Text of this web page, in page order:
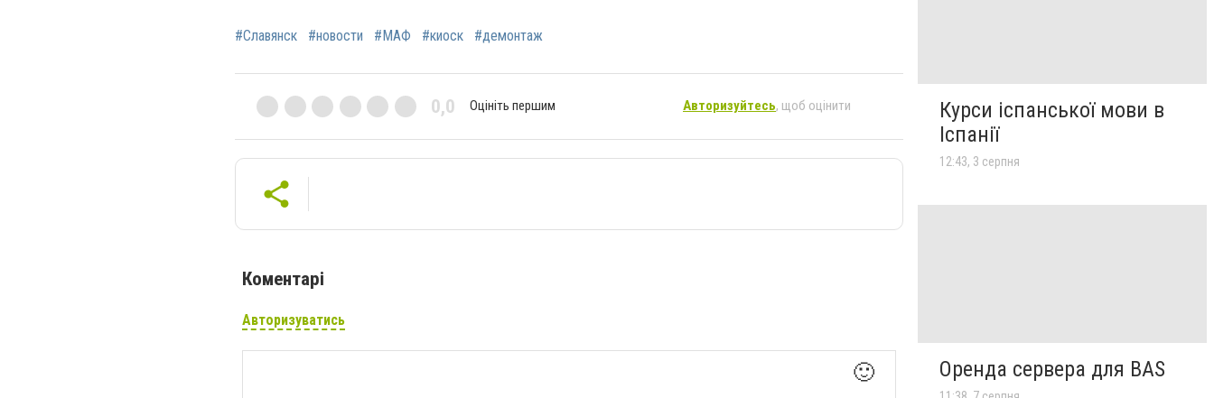
#Славянск #новости #МАФ #киоск #демонтаж
0,0 Оцініть першим Авторизуйтесь, щоб оцінити
Коментарі
Авторизуватись
🙂
Курси іспанської мови в
Іспанії
12:43, 3 серпня
Оренда сервера для BAS